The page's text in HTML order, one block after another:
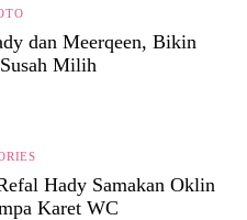
dan Meerqeen, Bikin
Milih
Hady Samakan Oklin
Karet WC